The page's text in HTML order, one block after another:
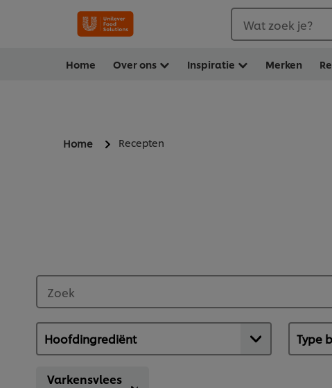
Wat zoek je?
Home Over ons Inspiratie Merken
Home Recepten
Varkensvlees